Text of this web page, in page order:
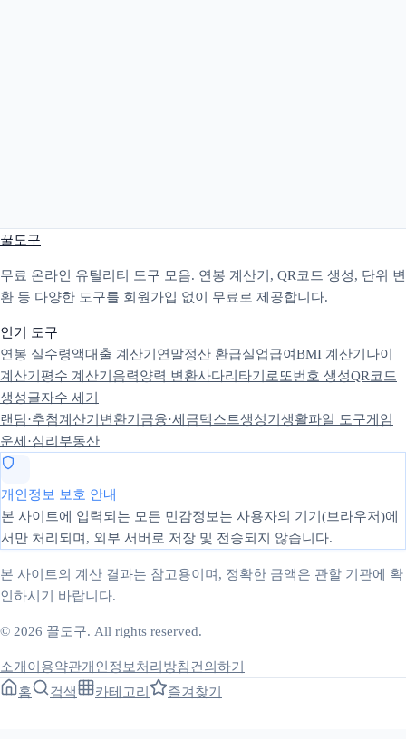
꿀도구
무료 온라인 유틸리티 도구 모음. 연봉 계산기, QR코드 생성, 단위 변
환 등 다양한 도구를 회원가입 없이 무료로 제공합니다.
인기 도구
연봉 실수령액대출 계산기 연말정산 환급실업급여BMI 계산기 나이
계산기 평수 계산기 음력양력 변환사다리타기 로또번호 생성QR코드
생성글자수 세기
랜덤·추첨계산기 변환기 금융·세금텍스트생성기 생활파일 도구게임
운세·심리 부동산
개인정보 보호 안내
본 사이트에 입력되는 모든 민감정보는 사용자의 기기(브라우저)에
서만 처리되며, 외부 서버로 저장 및 전송되지 않습니다.
본 사이트의 계산 결과는 참고용이며, 정확한 금액은 관할 기관에 확
인하시기 바랍니다.
© 2026 꿀도구. All rights reserved.
소개 이용약관개인정보처리방침건의하기
홈
검색 카테고리 즐겨찾기